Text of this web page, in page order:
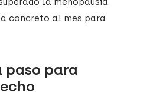
concreto al mes para
paso para